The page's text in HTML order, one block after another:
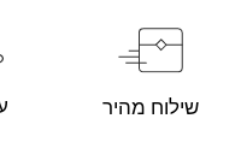
שילוח מהיר